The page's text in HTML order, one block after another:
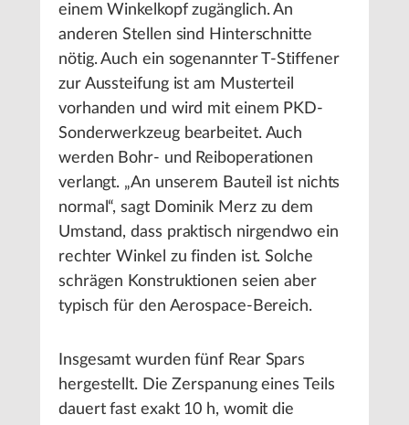
einem Winkelkopf zugänglich. An
anderen Stellen sind Hinterschnitte
nötig. Auch ein sogenannter T-Stiffener
zur Aussteifung ist am Musterteil
vorhanden und wird mit einem PKD-
Sonderwerkzeug bearbeitet. Auch
werden Bohr- und Reiboperationen
verlangt. „An unserem Bauteil ist nichts
normal“, sagt Dominik Merz zu dem
Umstand, dass praktisch nirgendwo ein
rechter Winkel zu finden ist. Solche
schrägen Konstruktionen seien aber
typisch für den Aerospace-Bereich.
Insgesamt wurden fünf Rear Spars
hergestellt. Die Zerspanung eines Teils
dauert fast exakt 10 h, womit die